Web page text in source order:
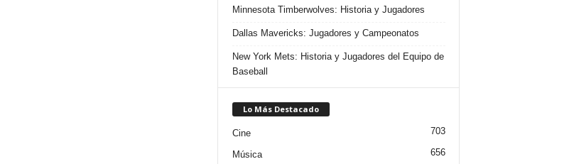
Minnesota Timberwolves: Historia y Jugadores
Dallas Mavericks: Jugadores y Campeonatos
New York Mets: Historia y Jugadores del Equipo de
Baseball
Lo Más Destacado
Cine 703
Música 656